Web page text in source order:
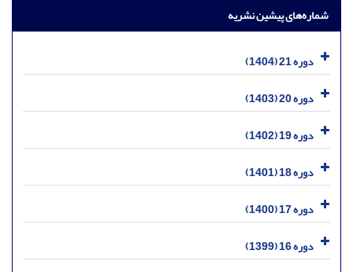
شماره‌های پیشین نشریه
دوره 21 (1404)
دوره 20 (1403)
دوره 19 (1402)
دوره 18 (1401)
دوره 17 (1400)
دوره 16 (1399)